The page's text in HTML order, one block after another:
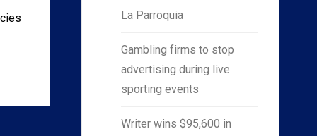
La Parroquia
Gambling firms to stop
advertising during live
sporting events
Writer wins $95,600 in